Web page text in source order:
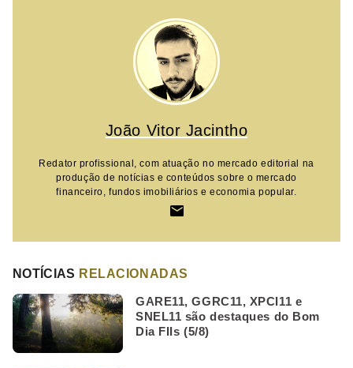
João Vitor Jacintho
Redator profissional, com atuação no mercado editorial na
produção de notícias e conteúdos sobre o mercado
financeiro, fundos imobiliários e economia popular.
NOTÍCIAS RELACIONADAS
GARE11, GGRC11, XPCI11 e
SNEL11 são destaques do Bom
Dia FIIs (5/8)